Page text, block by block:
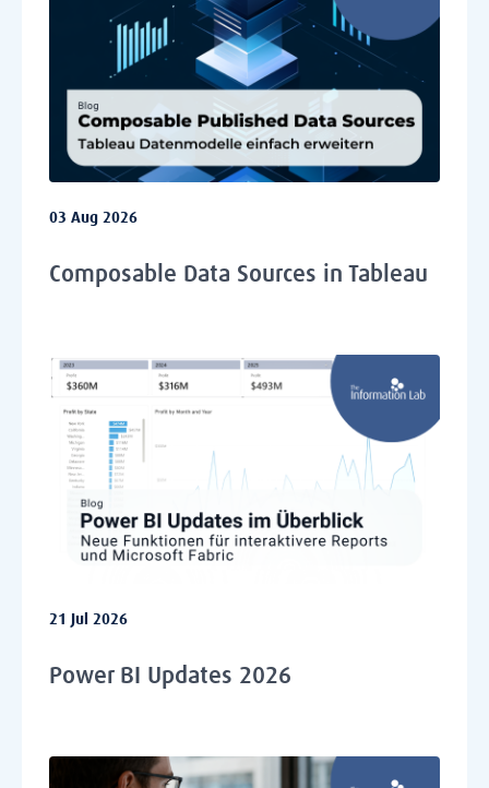
03 Aug 2026
Composable Data Sources in Tableau
21 Jul 2026
Power BI Updates 2026